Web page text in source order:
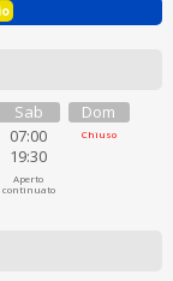
Sab
07:00
19:30
Aperto
continuato
Dom
Chiuso